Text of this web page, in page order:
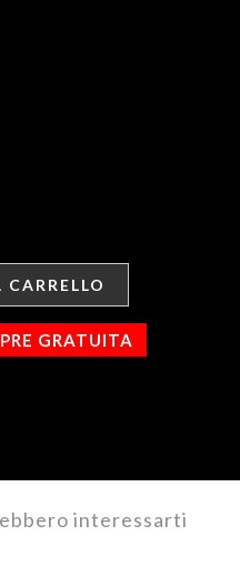
GRATUITA
interessarti